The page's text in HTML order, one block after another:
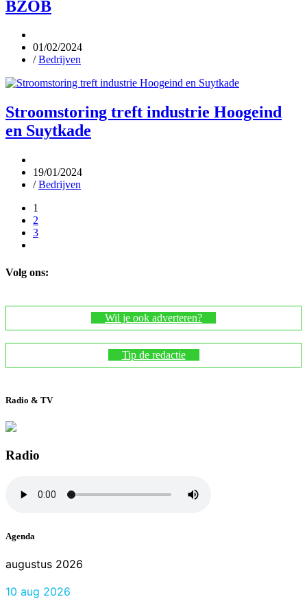
BZOB
01/02/2024
/ Bedrijven
Stroomstoring treft industrie Hoogeind
en Suytkade
19/01/2024
/ Bedrijven
1
2
3
Volg ons:
Wil je ook adverteren?
Tip de redactie
Radio & TV
Radio
Agenda
augustus 2026
10 aug 2026